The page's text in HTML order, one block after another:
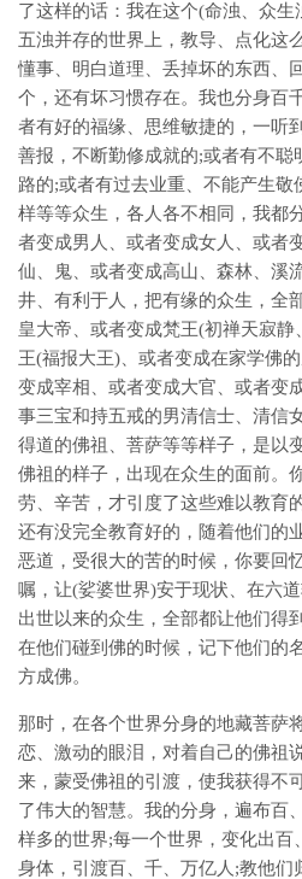
了这样的话：我在这个(命浊、众
五浊并存的世界上，教导、点化这
懂事、明白道理、丢掉坏的东西、
个，还有坏习惯存在。我也分身百
者有好的福缘、思维敏捷的，一听
善报，不断勤修成就的;或者有不聪
路的;或者有过去业重、不能产生
样等等众生，各人各不相同，我都
者变成男人、或者变成女人、或者
仙、鬼、或者变成高山、森林、溪
井、有利于人，把有缘的众生，全
皇大帝、或者变成梵王(初禅天寂
王(福报大王)、或者变成在家学佛
变成宰相、或者变成大官、或者变
事三宝和持五戒的男清信士、清信
得道的佛祖、菩萨等等样子，是以
佛祖的样子，出现在众生的面前。
劳、辛苦，才引度了这些难以教育
还有没完全教育好的，随着他们的
恶道，受很大的苦的时候，你要回
嘱，让(娑婆世界)安于现状、在六
出世以来的众生，全部都让他们得
在他们碰到佛的时候，记下他们的
方成佛。
那时，在各个世界分身的地藏菩萨
恋、激动的眼泪，对着自己的佛祖
来，蒙受佛祖的引渡，使我获得不
了伟大的智慧。我的分身，遍布百
样多的世界;每一个世界，变化出百
身体，引渡百、千、万亿人;教他们